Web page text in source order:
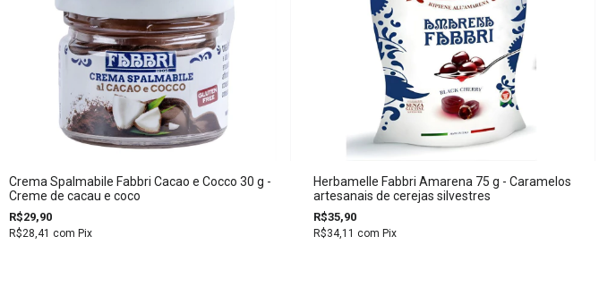
Crema Spalmabile Fabbri Cacao e Cocco 30 g -
Creme de cacau e coco
R$29,90
R$28,41 com Pix
Herbamelle Fabbri Amarena 75 g - Caramelos
artesanais de cerejas silvestres
R$35,90
R$34,11 com Pix